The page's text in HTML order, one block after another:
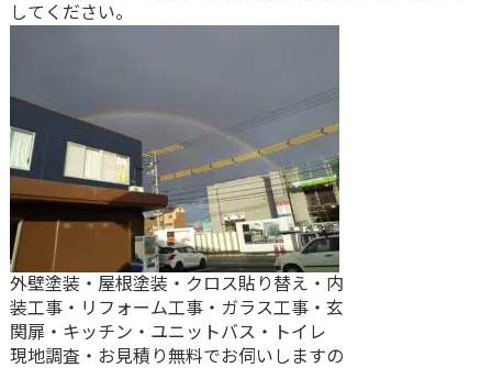
してください。
外壁塗装・屋根塗装・クロス貼り替え・内
装工事・リフォーム工事・ガラス工事・玄
関扉・キッチン・ユニットバス・トイレ
現地調査・お見積り無料でお伺いしますの